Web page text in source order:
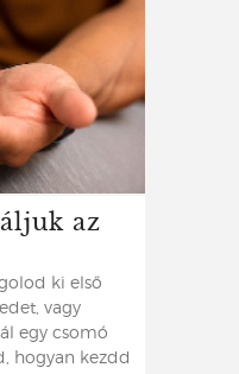
az
ki első
vagy
egy csomó
hogyan kezdd